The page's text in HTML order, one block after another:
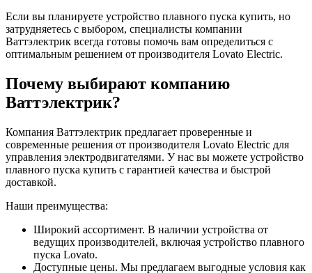
Если вы планируете устройство плавного пуска купить, но
затрудняетесь с выбором, специалисты компании
Ваттэлектрик всегда готовы помочь вам определиться с
оптимальным решением от производителя Lovato Electric.
Почему выбирают компанию
Ваттэлектрик?
Компания Ваттэлектрик предлагает проверенные и
современные решения от производителя Lovato Electric для
управления электродвигателями. У нас вы можете устройство
плавного пуска купить с гарантией качества и быстрой
доставкой.
Наши преимущества:
Широкий ассортимент. В наличии устройства от
ведущих производителей, включая устройство плавного
пуска Lovato.
Доступные цены. Мы предлагаем выгодные условия как